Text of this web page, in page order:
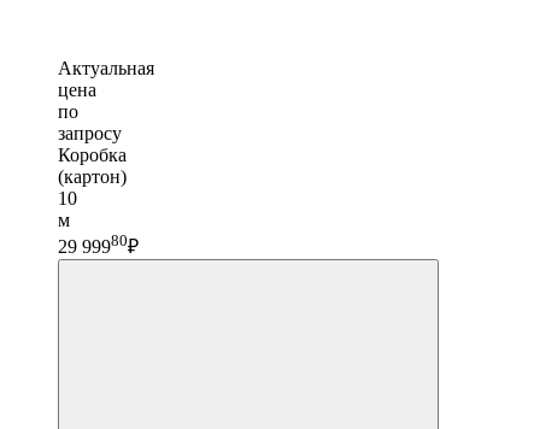
Актуальная
цена
по
запросу
Коробка
(картон)
10
м
29 99980₽